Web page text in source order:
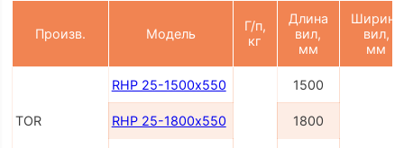
Произв. Модель
Г/п,
кг
Длина
вил,
мм
Ширина
вил,
мм
TOR
RHP 25-1500х550 1500
RHP 25-1800х550 1800